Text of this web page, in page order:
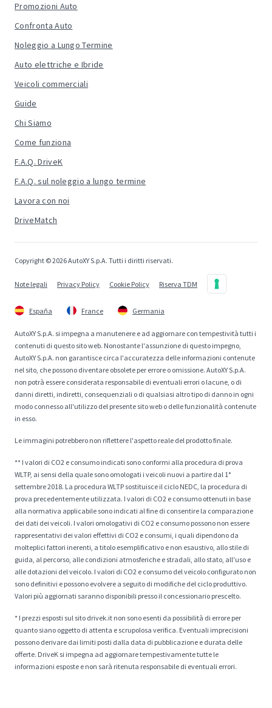
Promozioni Auto
Confronta Auto
Noleggio a Lungo Termine
Auto elettriche e Ibride
Veicoli commerciali
Guide
Chi Siamo
Come funziona
F.A.Q. DriveK
F.A.Q. sul noleggio a lungo termine
Lavora con noi
DriveMatch
Copyright © 2026 AutoXY S.p.A. Tutti i diritti riservati.
Note legali Privacy Policy Cookie Policy Riserva TDM
España France Germania
AutoXY S.p.A. si impegna a manutenere e ad aggiornare con tempestività tutti i
contenuti di questo sito web. Nonostante l'assunzione di questo impegno,
AutoXY S.p.A. non garantisce circa l'accuratezza delle informazioni contenute
nel sito, che possono diventare obsolete per errore o omissione. AutoXY S.p.A.
non potrà essere considerata responsabile di eventuali errori o lacune, o di
danni diretti, indiretti, consequenziali o di qualsiasi altro tipo di danno in ogni
modo connesso all'utilizzo del presente sito web o delle funzionalità contenute
in esso.
Le immagini potrebbero non riflettere l'aspetto reale del prodotto finale.
** I valori di CO2 e consumo indicati sono conformi alla procedura di prova
WLTP, ai sensi della quale sono omologati i veicoli nuovi a partire dal 1°
settembre 2018. La procedura WLTP sostituisce il ciclo NEDC, la procedura di
prova precedentemente utilizzata. I valori di CO2 e consumo ottenuti in base
alla normativa applicabile sono indicati al fine di consentire la comparazione
dei dati dei veicoli. I valori omologativi di CO2 e consumo possono non essere
rappresentativi dei valori effettivi di CO2 e consumi, i quali dipendono da
molteplici fattori inerenti, a titolo esemplificativo e non esaustivo, allo stile di
guida, al percorso, alle condizioni atmosferiche e stradali, allo stato, all'uso e
alle dotazioni del veicolo. I valori di CO2 e consumo del veicolo configurato non
sono definitivi e possono evolvere a seguito di modifiche del ciclo produttivo.
Valori più aggiornati saranno disponibili presso il concessionario prescelto.
* I prezzi esposti sul sito drivek.it non sono esenti da possibilità di errore per
quanto siano oggetto di attenta e scrupolosa verifica. Eventuali imprecisioni
possono derivare dai limiti posti dalla data di pubblicazione e durata delle
offerte. DriveK si impegna ad aggiornare tempestivamente tutte le
informazioni esposte e non sarà ritenuta responsabile di eventuali errori.